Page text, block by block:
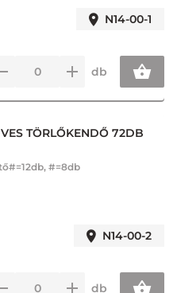
N14-00-1
db
TÖRLŐKENDŐ 72DB
#=8db
N14-00-2
db